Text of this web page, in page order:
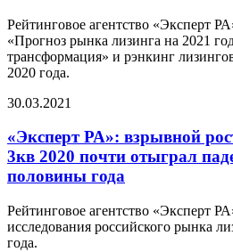
Рейтинговое агентство «Эксперт
«Прогноз рынка лизинга на 2021
трансформация» и рэнкинг
2020 года.
30.03.2021
«Эксперт РА»: взрывной
3кв 2020 почти отыграл
половины года
Рейтинговое агентство «Эксперт
исследования российского рынка
года.